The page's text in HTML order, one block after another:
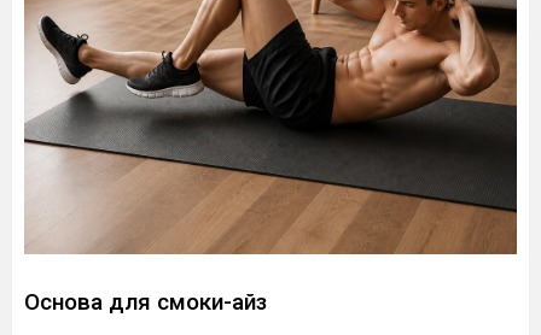
Основа для смоки-айз